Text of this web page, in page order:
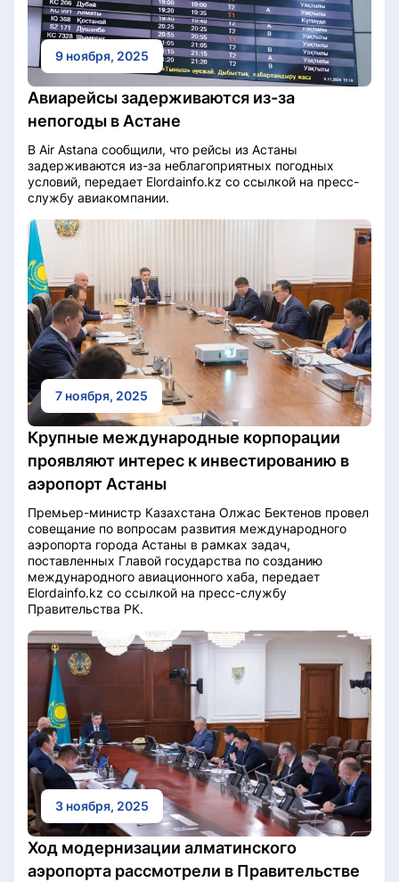
9 ноября, 2025
Авиарейсы задерживаются из-за
непогоды в Астане
В Air Astana сообщили, что рейсы из Астаны
задерживаются из-за неблагоприятных погодных
условий, передает Elordainfo.kz со ссылкой на пресс-
службу авиакомпании.
7 ноября, 2025
Крупные международные корпорации
проявляют интерес к инвестированию в
аэропорт Астаны
Премьер-министр Казахстана Олжас Бектенов провел
совещание по вопросам развития международного
аэропорта города Астаны в рамках задач,
поставленных Главой государства по созданию
международного авиационного хаба, передает
Elordainfo.kz со ссылкой на пресс-службу
Правительства РК.
3 ноября, 2025
Ход модернизации алматинского
аэропорта рассмотрели в Правительстве